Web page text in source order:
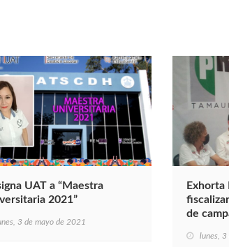
UAT a “Maestra
2021”
3 de mayo de 2021
Exhorta
de
lunes, 3